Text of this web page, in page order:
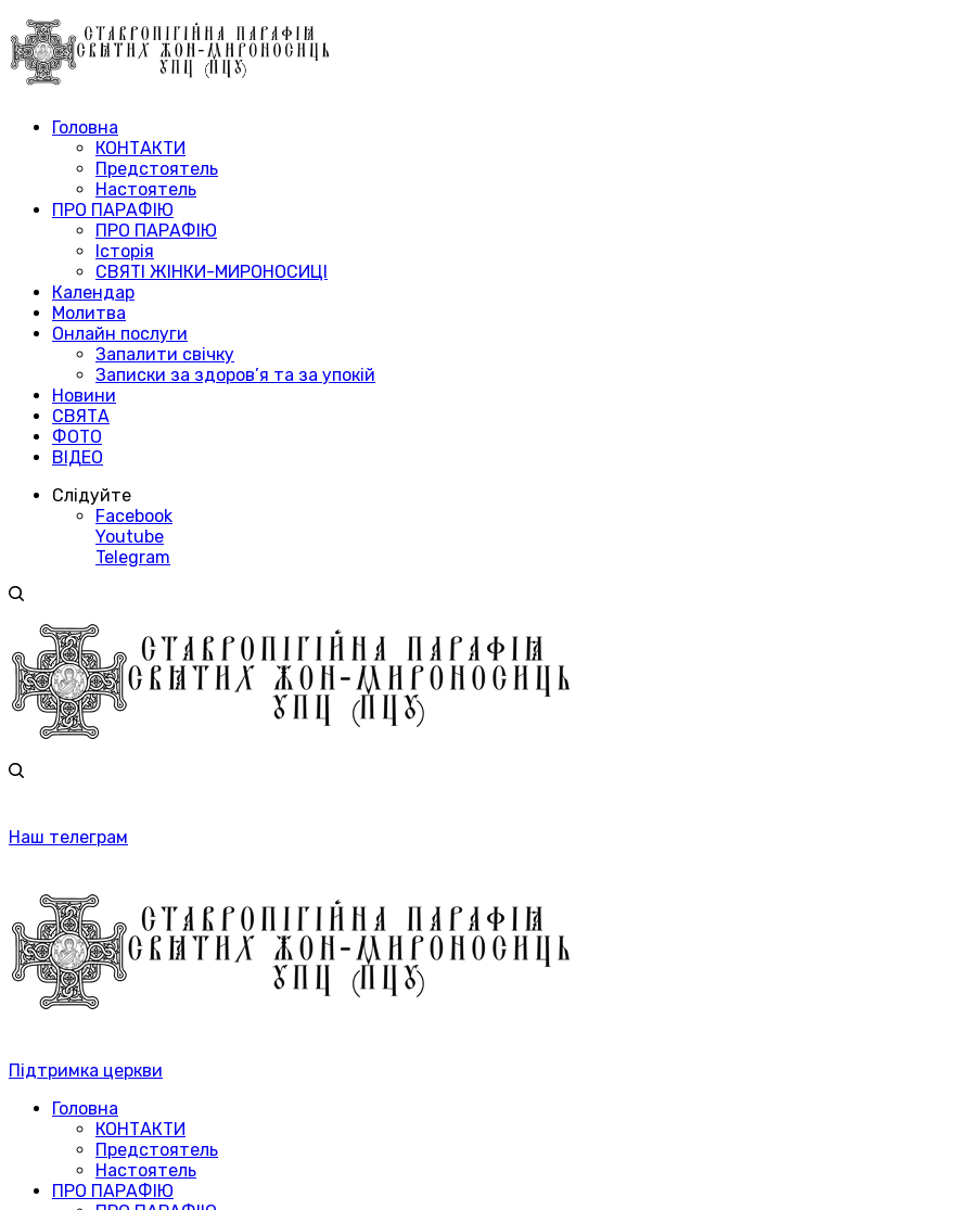
Головна
КОНТАКТИ
Предстоятель
Настоятель
ПРО ПАРАФІЮ
ПРО ПАРАФІЮ
Історія
СВЯТІ ЖІНКИ-МИРОНОСИЦІ
Календар
Молитва
Онлайн послуги
Запалити свічку
Записки за здоров’я та за упокій
Новини
СВЯТА
ФОТО
ВІДЕО
Слідуйте
Facebook
Youtube
Telegram
Наш телеграм
Підтримка церкви
Головна
КОНТАКТИ
Предстоятель
Настоятель
ПРО ПАРАФІЮ